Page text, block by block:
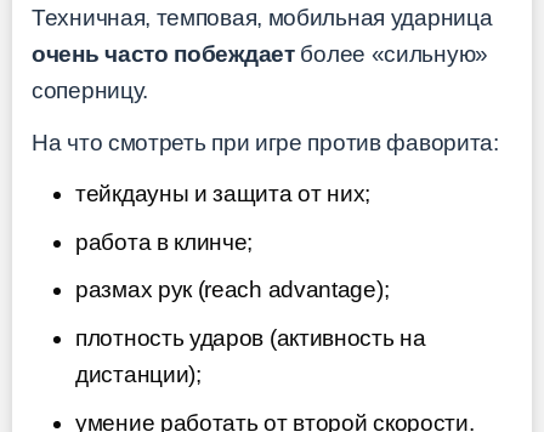
Техничная, темповая, мобильная ударница
очень часто побеждаетболее «сильную»
соперницу.
На что смотреть при игре против фаворита:
тейкдауны и защита от них;
работа в клинче;
размах рук (reach advantage);
плотность ударов (активность на
дистанции);
умение работать от второй скорости.